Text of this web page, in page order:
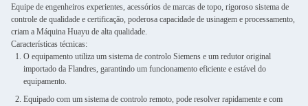
Equipe de engenheiros experientes, acessórios de marcas de topo, rigoroso sistema de
controle de qualidade e certificação, poderosa capacidade de usinagem e processamento,
criam a Máquina Huayu de alta qualidade.
Características técnicas:
O equipamento utiliza um sistema de controlo Siemens e um redutor original
importado da Flandres, garantindo um funcionamento eficiente e estável do
equipamento.
Equipado com um sistema de controlo remoto, pode resolver rapidamente e com